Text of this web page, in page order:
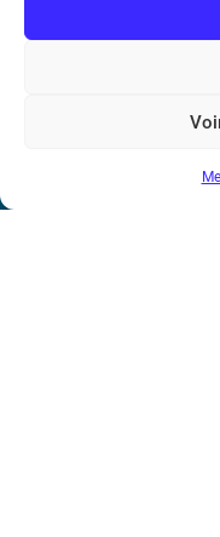
Bicentenaire
Conditions